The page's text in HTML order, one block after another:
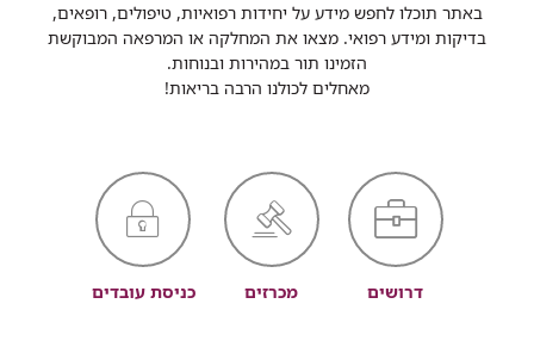
באתר תוכלו לחפש מידע על יחידות רפואיות, טיפולים, רופאים,
בדיקות ומידע רפואי. מצאו את המחלקה או המרפאה המבוקשת
הזמינו תור במהירות ובנוחות.
מאחלים לכולנו הרבה בריאות!
דרושים מכרזים כניסת עובדים